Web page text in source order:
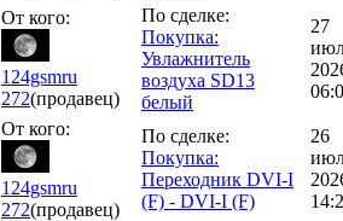
От кого:
124gsmru
272(продавец)
По сделке:
Покупка:
Увлажнитель
воздуха SD13
белый
27
От кого:
124gsmru
272(продавец)
По сделке:
Покупка:
Переходник DVI-I
(F) - DVI-I (F)
26